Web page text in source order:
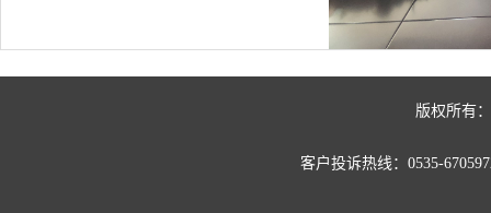
版权所有
客户投诉热线：0535-